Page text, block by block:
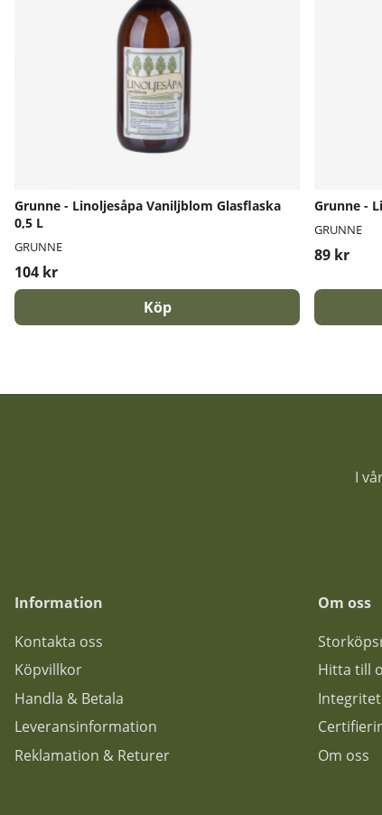
Grunne - Linoljesåpa Vaniljblom Glasflaska
0,5 L
GRUNNE
104 kr
Köp
Grunne -
GRUNNE
89 kr
I
Information
Kontakta oss
Köpvillkor
Handla & Betala
Leveransinformation
Reklamation & Returer
Om oss
Hitta till
Om oss